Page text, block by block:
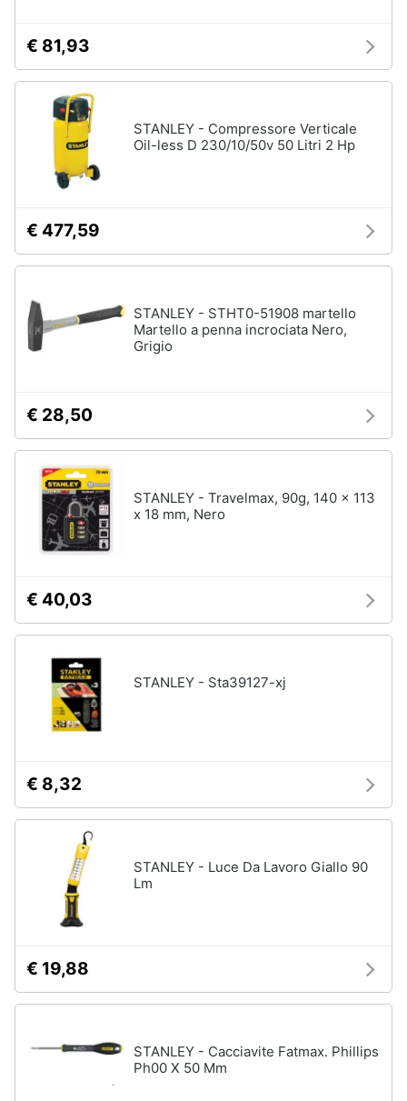
€ 81,93
STANLEY - Compressore Verticale
Oil-less D 230/10/50v 50 Litri 2 Hp
€ 477,59
STANLEY - STHT0-51908 martello
Martello a penna incrociata Nero,
Grigio
€ 28,50
STANLEY - Travelmax, 90g, 140 x 113
x 18 mm, Nero
€ 40,03
STANLEY - Sta39127-xj
€ 8,32
STANLEY - Luce Da Lavoro Giallo 90
Lm
€ 19,88
STANLEY - Cacciavite Fatmax. Phillips
Ph00 X 50 Mm